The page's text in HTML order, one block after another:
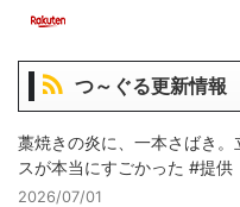
つ～ぐる更新情報
藁焼きの炎に、一本さばき
スが本当にすごかった #提供
2026/07/01